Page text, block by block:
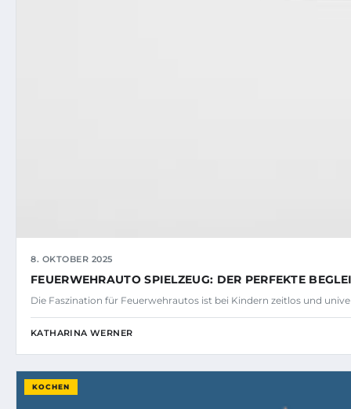
8. OKTOBER 2025
FEUERWEHRAUTO SPIELZEUG: DER PERFEKTE
Die Faszination für Feuerwehrautos ist bei Kindern zeitlos und
KATHARINA WERNER
KOCHEN